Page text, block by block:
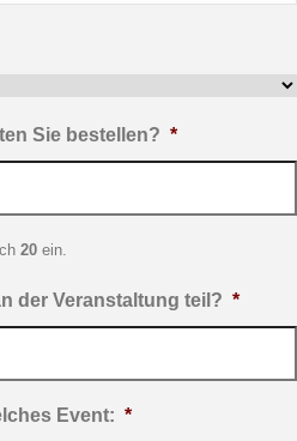
Sie bestellen? *
20 ein.
der Veranstaltung teil? *
Event: *